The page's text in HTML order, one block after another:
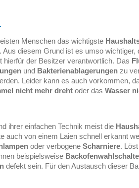
Menschen das wichtigste
Aus diesem Grund ist es umso
hierfür der Besitzer verantwortlich. Das
und Bakterienablagerungen zu
Leider kann es auch vorkommen,
nicht mehr dreht oder das Wasser
ihrer einfachen Technik meist die
auch von einem Laien schnell erkannt
oder verbogene Scharniere.
beispielsweise
defekt sein. Für den Austausch dieser